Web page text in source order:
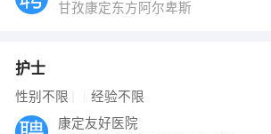
甘孜康定东方阿尔卑斯
护士
性别不限 经验不限
康定友好医院